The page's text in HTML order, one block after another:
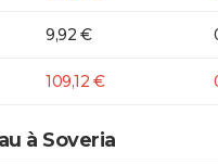
9,92 €
109,12 €
à Soveria